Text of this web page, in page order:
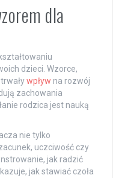
dla
dzieci. Wzorce,
wpływ na rozwój
zachowania
rodzica jest nauką
nie tylko
uczciwość czy
jak radzić
jak stawiać czoła